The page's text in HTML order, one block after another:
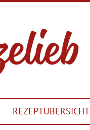
REZEPTÜBERSICHT